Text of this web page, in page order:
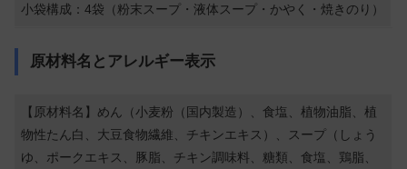
小袋構成：4袋（粉末スープ・液体スープ・かやく・焼きのり）
原材料名とアレルギー表示
【原材料名】めん（小麦粉（国内製造）、食塩、植物油脂、植
物性たん白、大豆食物繊維、チキンエキス）、スープ（しょう
ゆ、ポークエキス、豚脂、チキン調味料、糖類、食塩、鶏脂、